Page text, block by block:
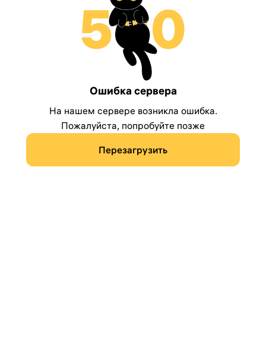
Ошибка сервера
На нашем сервере возникла ошибка.
Пожалуйста, попробуйте позже
Перезагрузить